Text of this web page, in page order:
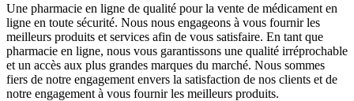
Une pharmacie en ligne de qualité pour la vente de médicament en
ligne en toute sécurité. Nous nous engageons à vous fournir les
meilleurs produits et services afin de vous satisfaire. En tant que
pharmacie en ligne, nous vous garantissons une qualité irréprochable
et un accès aux plus grandes marques du marché. Nous sommes
fiers de notre engagement envers la satisfaction de nos clients et de
notre engagement à vous fournir les meilleurs produits.